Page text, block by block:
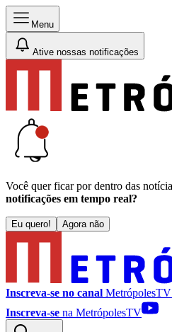
Menu
Ative nossas notificações
Você quer ficar por dentro das
notificações em tempo real?
Eu quero! Agora não
Inscreva-se no canal
Inscreva-se na MetrópolesTV